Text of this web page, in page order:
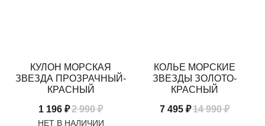
КУЛОН МОРСКАЯ
ЗВЕЗДА ПРОЗРАЧНЫЙ-
КРАСНЫЙ
1 196 ₽2 990 ₽
КОЛЬЕ МОРСКИЕ
ЗВЕЗДЫ ЗОЛОТО-
КРАСНЫЙ
7 495 ₽14 990 ₽